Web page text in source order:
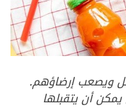
ويصعب إرضاؤهم.
أن يتقبلها